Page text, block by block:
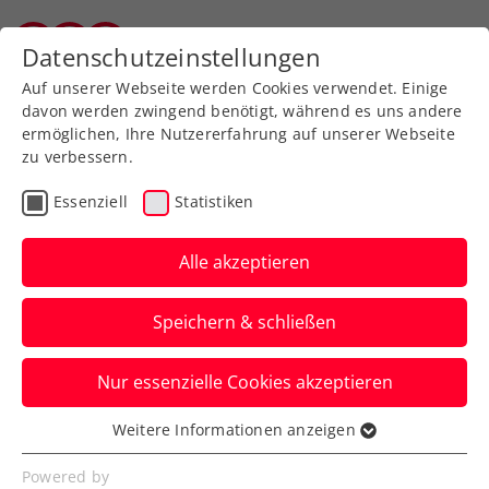
Zurück zur Newsübersicht
Turniere
Upper Austria Ladies
Linz: Kraus fordert
Französin Burel
Im Logistikpark des Linz AG Hafens stieg
mit Camila Giorgi und Anastasia
Potapova die Auslosung des WTA-
Turniers.
Datenschutzeinstellungen
Auf unserer Webseite werden Cookies verwendet. Einige
davon werden zwingend benötigt, während es uns andere
ermöglichen, Ihre Nutzererfahrung auf unserer Webseite
zu verbessern.
Essenziell Statistiken
Alle akzeptieren
Speichern & schließen
Nur essenzielle Cookies akzeptieren
Essenziell
Essenzielle Cookies werden für grundlegende
Weitere Informationen anzeigen
Powered by